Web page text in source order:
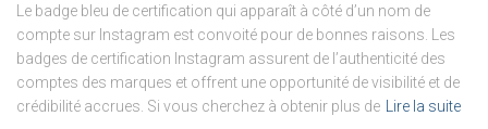
Le badge bleu de certification qui apparaît à côté d’un nom de
compte sur Instagram est convoité pour de bonnes raisons. Les
badges de certification Instagram assurent de l’authenticité des
comptes des marques et offrent une opportunité de visibilité et de
crédibilité accrues. Si vous cherchez à obtenir plus de
Lire la suite